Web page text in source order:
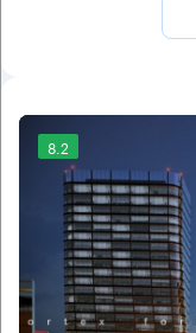
8.2